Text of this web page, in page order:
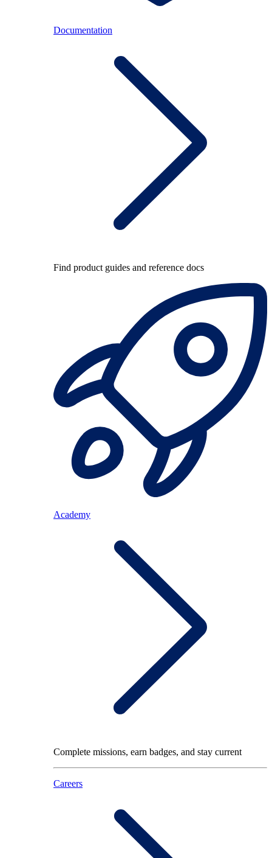
Documentation
Find product guides and reference docs
Academy
Complete missions, earn badges, and stay current
Careers